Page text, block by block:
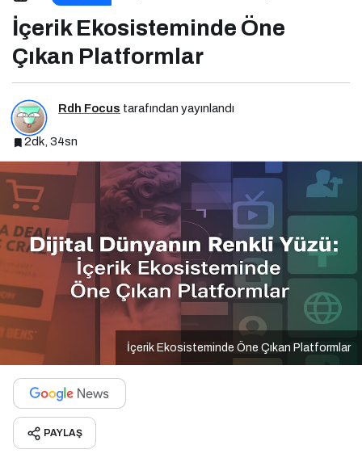
İçerik Ekosisteminde Öne
Çıkan Platformlar
Rdh Focus tarafından yayınlandı
2dk, 34sn
İçerik Ekosisteminde Öne Çıkan Platformlar
PAYLAŞ